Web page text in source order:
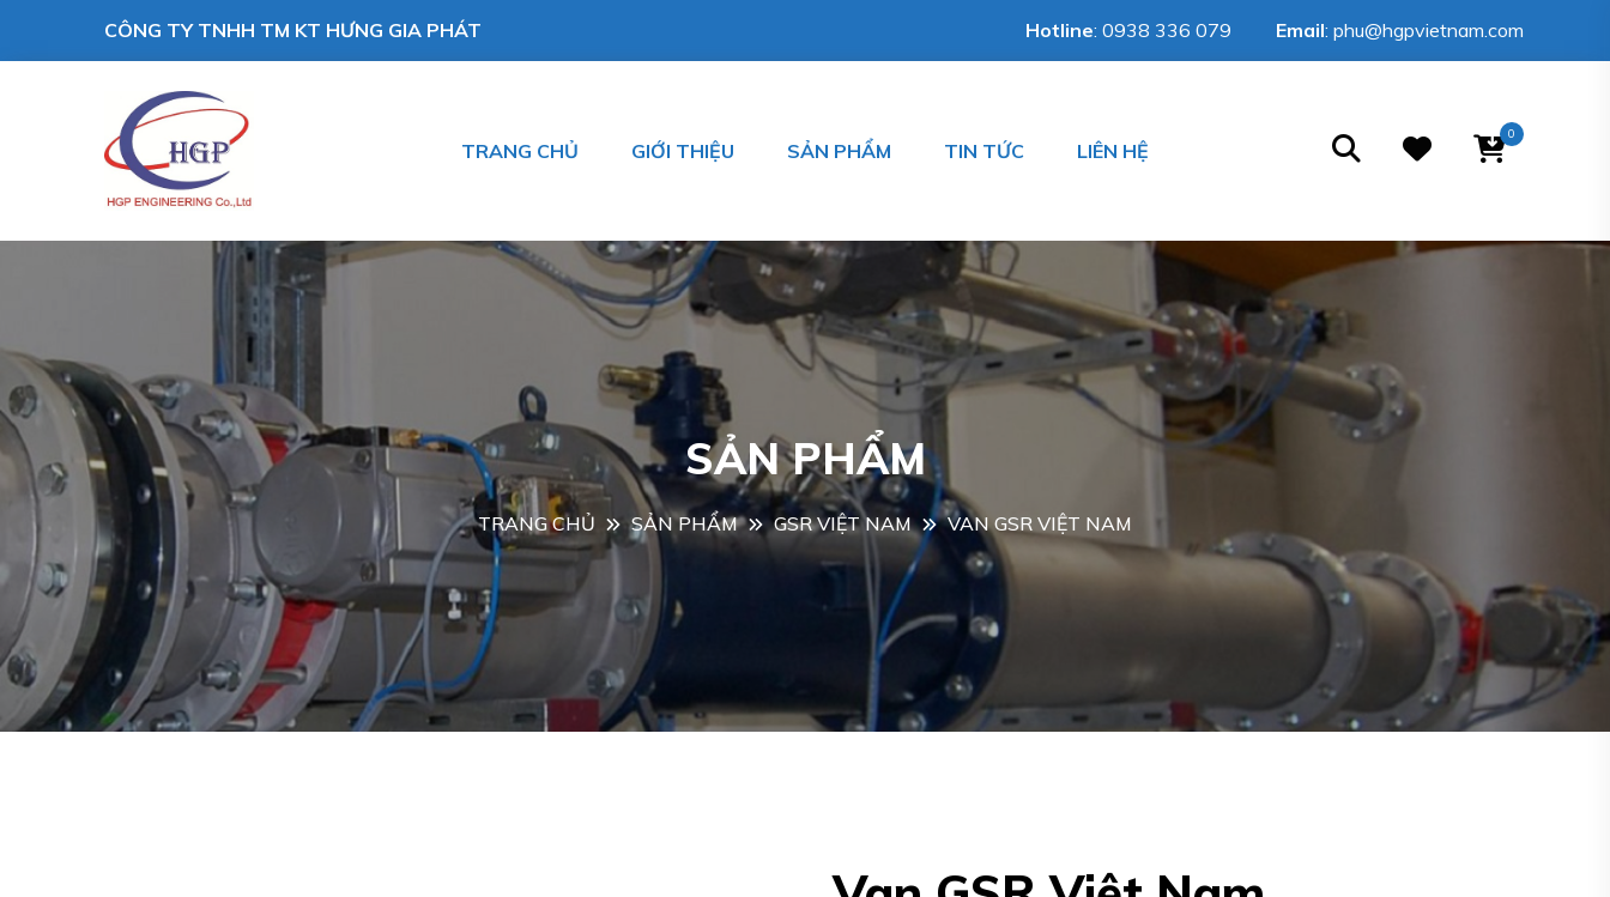
CÔNG TY TNHH TM KT HƯNG GIA PHÁT Hotline: 0938 336 079 Email: phu@hgpvietnam.com
TRANG CHỦ GIỚI THIỆU SẢN PHẨM TIN TỨC LIÊN HỆ
0
SẢN PHẨM
TRANG CHỦ SẢN PHẨM GSR VIỆT NAM VAN GSR VIỆT NAM